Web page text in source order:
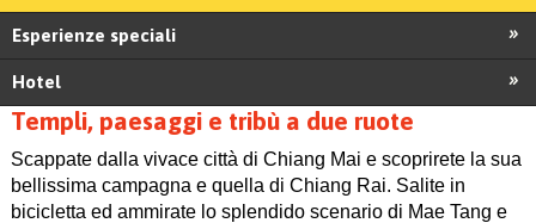
Esperienze speciali
Hotel
Templi, paesaggi e tribù a due ruote
Scappate dalla vivace città di Chiang Mai e scoprirete la sua
bellissima campagna e quella di Chiang Rai. Salite in
bicicletta ed ammirate lo splendido scenario di Mae Tang e